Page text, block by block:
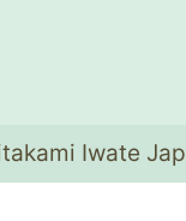
Iwate